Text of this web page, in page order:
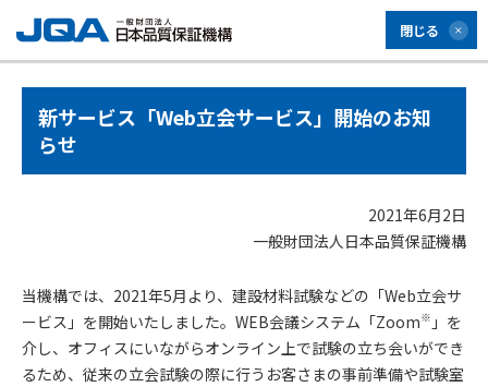
閉じる
新サービス「Web立会サービス」開始のお知
らせ
2021年6月2日
一般財団法人日本品質保証機構
当機構では、2021年5月より、建設材料試験などの「Web立会サ
ービス」を開始いたしました。WEB会議システム「Zoom※ 」を
介し、オフィスにいながらオンライン上で試験の立ち会いができ
るため、従来の立会試験の際に行うお客さまの事前準備や試験室